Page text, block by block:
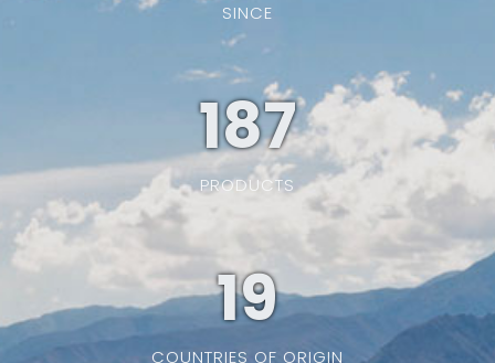
SINCE
187
PRODUCTS
19
COUNTRIES OF ORIGIN